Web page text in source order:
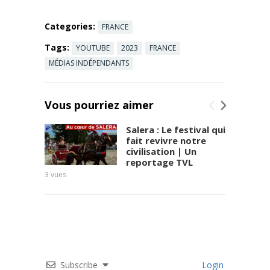
Categories: FRANCE
Tags: YOUTUBE 2023
FRANCE
MÉDIAS INDÉPENDANTS
Vous pourriez aimer
Salera : Le festival qui
fait revivre notre
civilisation | Un
reportage TVL
3 vues
Subscribe Login